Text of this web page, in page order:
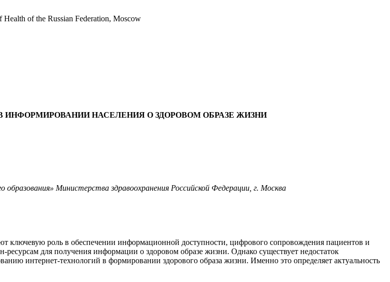
of the Russian Federation, Moscow
НАСЕЛЕНИЯ О ЗДОРОВОМ ОБРАЗЕ ЖИЗНИ
Министерства здравоохранения Российской Федерации, г. Москва
ключевую роль в обеспечении информационной доступности, цифрового сопровождения пациентов и
для получения информации о здоровом образе жизни. Однако существует недостаток
интернет-технологий в формировании здорового образа жизни. Именно это определяет актуальность